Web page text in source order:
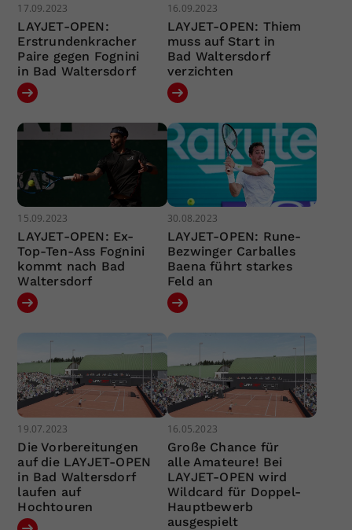
17.09.2023
LAYJET-OPEN:
Erstrundenkracher
Paire gegen Fognini
in Bad Waltersdorf
16.09.2023
LAYJET-OPEN: Thiem
muss auf Start in
Bad Waltersdorf
verzichten
15.09.2023
LAYJET-OPEN: Ex-
Top-Ten-Ass Fognini
kommt nach Bad
Waltersdorf
30.08.2023
LAYJET-OPEN: Rune-
Bezwinger Carballes
Baena führt starkes
Feld an
19.07.2023
Die Vorbereitungen
auf die LAYJET-OPEN
in Bad Waltersdorf
laufen auf
Hochtouren
16.05.2023
Große Chance für
alle Amateure! Bei
LAYJET-OPEN wird
Wildcard für Doppel-
Hauptbewerb
ausgespielt